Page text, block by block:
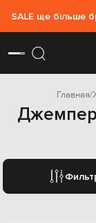
SALE ще більше
Главная